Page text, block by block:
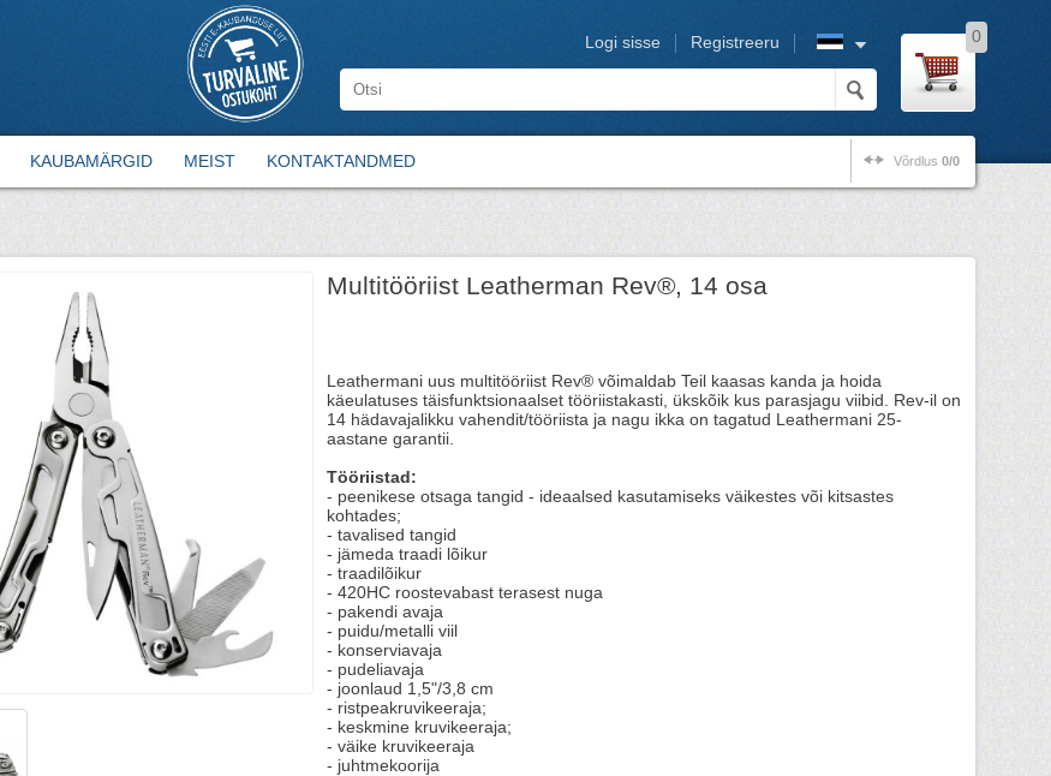
Registreeru
Logi sisse 0
KAUBAMÄRGID MEIST KONTAKTANDMED Võrdlus 0/0
Multitööriist Leatherman Rev®, 14 osa
Leathermani uus multitööriist Rev® võimaldab Teil kaasas kanda ja hoida
käeulatuses täisfunktsionaalset tööriistakasti, ükskõik kus parasjagu viibid. Rev-il on
14 hädavajalikku vahendit/tööriista ja nagu ikka on tagatud Leathermani 25-
aastane garantii.
Tööriistad:
- peenikese otsaga tangid - ideaalsed kasutamiseks väikestes või kitsastes
kohtades;
- tavalised tangid
- jämeda traadi lõikur
- traadilõikur
- 420HC roostevabast terasest nuga
- pakendi avaja
- puidu/metalli viil
- konserviavaja
- pudeliavaja
- joonlaud 1,5"/3,8 cm
- ristpeakruvikeeraja;
- keskmine kruvikeeraja;
- väike kruvikeeraja
- juhtmekoorija